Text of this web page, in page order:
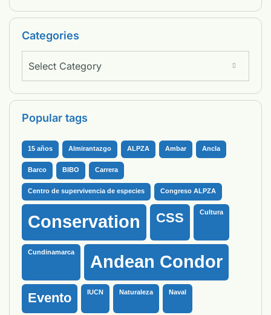
Categories
Select Category
Popular tags
15 años Almirantazgo ALPZA Ambar Ancla
Barco BIBO Carrera
Centro de supervivencia de especies Congreso ALPZA
Conservation CSS Cultura
Cundinamarca Andean Condor
Evento IUCN Naturaleza Naval